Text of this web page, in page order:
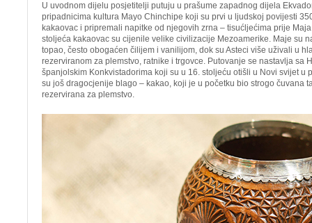
U uvodnom dijelu posjetitelji putuju u prašume zapadnog dijela
pripadnicima kultura Mayo Chinchipe koji su prvi u ljudskoj povijesti
kakaovac i pripremali napitke od njegovih zrna – tisućljećima prije
stoljeća kakaovac su cijenile velike civilizacije Mezoamerike. Maje su
topao, često obogaćen čilijem i vanilijom, dok su Asteci više uživali u
rezerviranom za plemstvo, ratnike i trgovce. Putovanje se nastavlja sa
španjolskim Konkvistadorima koji su u 16. stoljeću otišli u Novi svijet u
su još dragocjenije blago – kakao, koji je u početku bio strogo čuvana
rezervirana za plemstvo.